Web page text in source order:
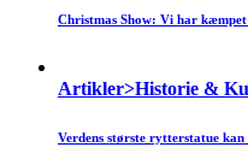
Christmas Show: Vi har
Artikler>Historie &
Verdens største rytterstatue kan